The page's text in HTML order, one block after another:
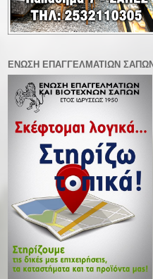
ΕΝΩΣΗ ΕΠΑΓΓΕΛΜΑΤΙΩΝ ΣΑΠΩΝ